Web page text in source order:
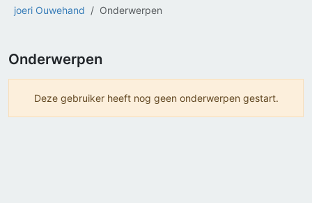
joeri Ouwehand Onderwerpen
Onderwerpen
Deze gebruiker heeft nog geen onderwerpen gestart.